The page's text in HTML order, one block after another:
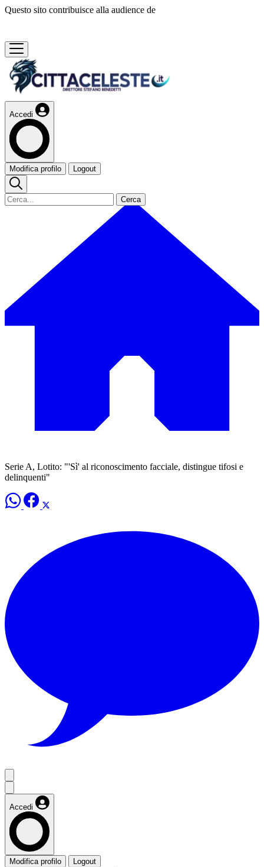
Questo sito contribuisce alla audience de
Accedi
Modifica profilo Logout
Cerca
Serie A, Lotito: "'Sì' al riconoscimento facciale, distingue tifosi e
delinquenti"
Accedi
Modifica profilo Logout